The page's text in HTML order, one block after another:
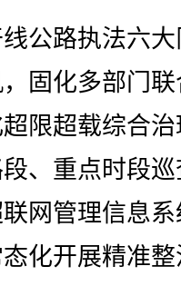
路执法六大
固化多部门
限超载综合
、重点时段
网管理信息
化开展精准